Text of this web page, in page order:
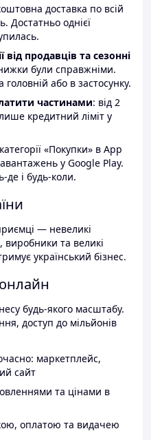
доставка по всій
Достатньо однієї
від продавців та сезонні
були справжніми.
або в застосунку.
частинами: від 2
кредитний ліміт у
«Покупки» в App
у Google Play.
де і будь-коли.
— невеликі
виробники та великі
український бізнес.
будь-якого масштабу.
доступ до мільйонів
маркетплейс,
сайт
та цінами в
оплатою та видачею